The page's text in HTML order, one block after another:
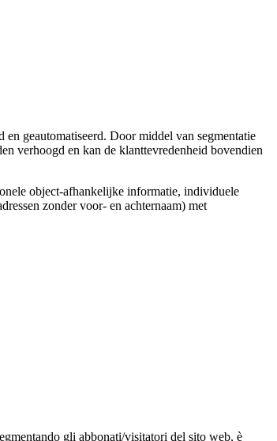
geautomatiseerd. Door middel van segmentatie
verhoogd en kan de klanttevredenheid bovendien
object-afhankelijke informatie, individuele
zonder voor- en achternaam) met
gli abbonati/visitatori del sito web, è